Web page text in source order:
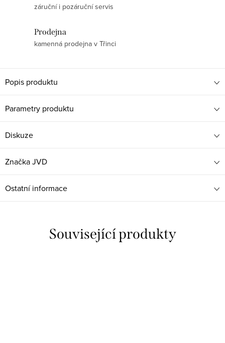
záruční i pozáruční servis
Prodejna
kamenná prodejna v Třinci
Popis produktu
Parametry produktu
Diskuze
ZnačkaJVD
Ostatní informace
Související produkty